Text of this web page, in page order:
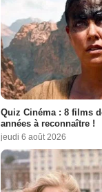
Quiz Cinéma : 8 films
années à reconnaître !
jeudi 6 août 2026